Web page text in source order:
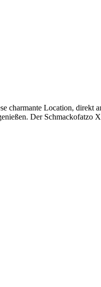
charmante Location, direkt
Der Schmackofatzo